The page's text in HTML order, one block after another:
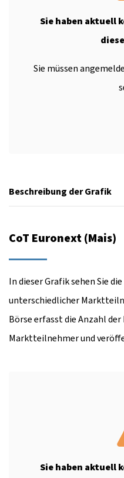
Sie haben aktuell
Sie müssen
Beschreibung der Grafik
CoT Euronext (Mais)
In dieser Grafik sehen Sie
unterschiedlicher
Börse erfasst die Anzahl
Marktteilnehmer und
Sie haben aktuell